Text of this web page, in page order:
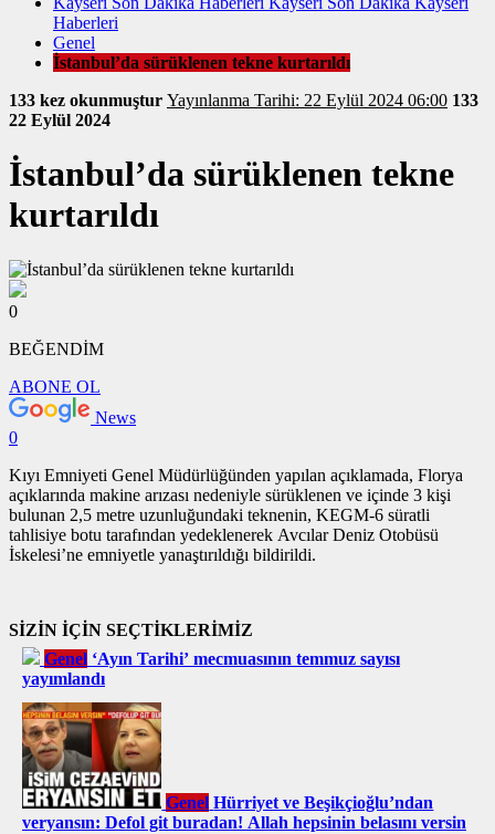
Haberleri
Genel
İstanbul’da sürüklenen tekne kurtarıldı
133 kez okunmuştur
Yayınlanma Tarihi: 22 Eylül 2024 06:00 133
22 Eylül 2024
İstanbul’da sürüklenen tekne
kurtarıldı
0
BEĞENDİM
ABONE OL
News
0
Kıyı Emniyeti Genel Müdürlüğünden yapılan açıklamada, Florya
açıklarında makine arızası nedeniyle sürüklenen ve içinde 3 kişi
bulunan 2,5 metre uzunluğundaki teknenin, KEGM-6 süratli
tahlisiye botu tarafından yedeklenerek Avcılar Deniz Otobüsü
İskelesi’ne emniyetle yanaştırıldığı bildirildi.
SİZİN İÇİN SEÇTİKLERİMİZ
Genel ‘Ayın Tarihi’ mecmuasının temmuz sayısı
yayımlandı
Genel Hürriyet ve Beşikçioğlu’ndan
veryansın: Defol git buradan! Allah hepsinin belasını versin